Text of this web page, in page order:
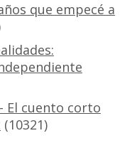
que empecé a
El cuento corto
(10321)